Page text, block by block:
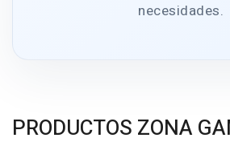
necesidades.
PRODUCTOS ZONA